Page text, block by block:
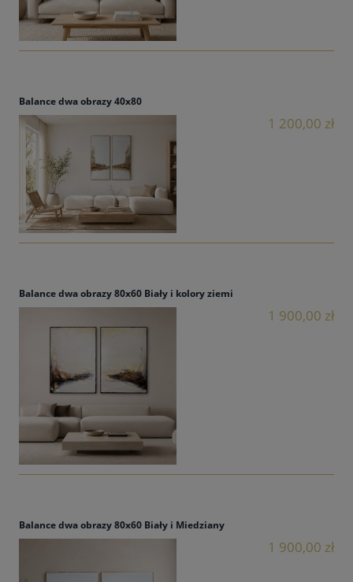
Balance dwa obrazy 40x80
1 200,00 zł
Balance dwa obrazy 80x60 Biały i kolory ziemi
1 900,00 zł
Balance dwa obrazy 80x60 Biały i Miedziany
1 900,00 zł